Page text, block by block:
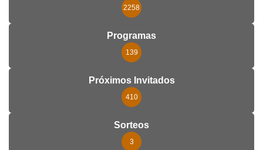
2258
Programas
139
Próximos Invitados
410
Sorteos
3